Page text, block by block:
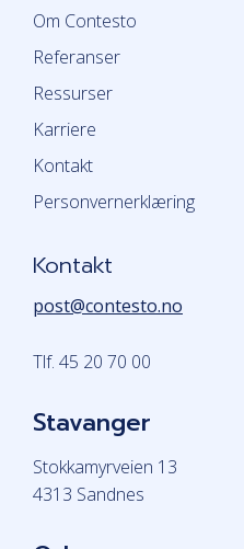
Om Contesto
Referanser
Ressurser
Karriere
Kontakt
Personvernerklæring
Kontakt
post@contesto.no
Tlf. 45 20 70 00
Stavanger
Stokkamyrveien 13
4313 Sandnes